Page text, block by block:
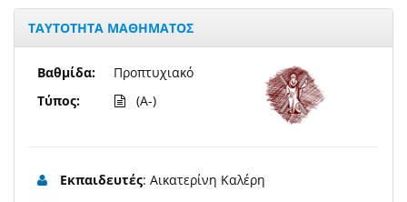
ΤΑΥΤΟΤΗΤΑ ΜΑΘΗΜΑΤΟΣ
Βαθμίδα:
Τύπος:
Προπτυχιακό
(A-)
Εκπαιδευτές: Αικατερίνη Καλέρη